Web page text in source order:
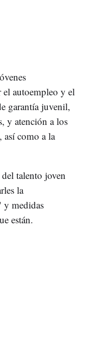
autoempleo y el
garantía juvenil,
y atención a los
así como a la
talento joven
la
medidas
están.